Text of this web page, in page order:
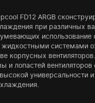
FD12 ARGB
при различных
использование
системами
корпусных вентиляторов.
и лопастей
универсальности и